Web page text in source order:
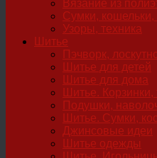
Вязание из
Сумки, кошельки,
Узоры, техника
Шитье
Пэчворк,
Шитье для детей
Шитье для дома
Шитье.
Подушки,
Шитье. Сумки,
Джинсовые идеи
Шитье одежды